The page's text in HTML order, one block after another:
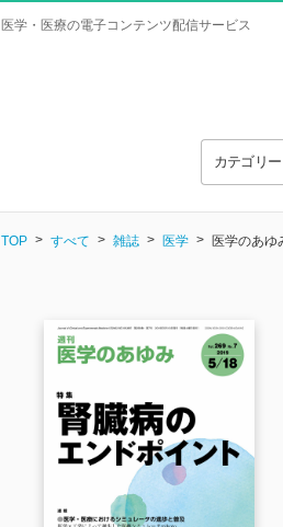
医学・医療の電子コンテンツ配信サービス
カテゴリー
TOP すべて 雑誌 医学 医学のあゆ